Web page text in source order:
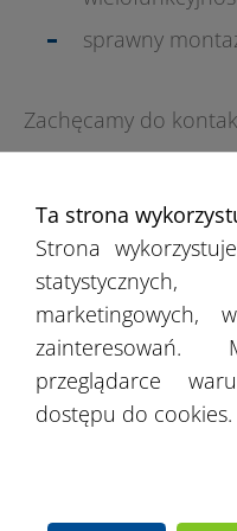
sprawny
Zachęcamy do
dolnośląskie
Jelenia Góra,
kujawsko-
Włocławek,
lubuskie
Ta strona
Strona
marketingowych,
przeglądarce
dostępu do cookies.